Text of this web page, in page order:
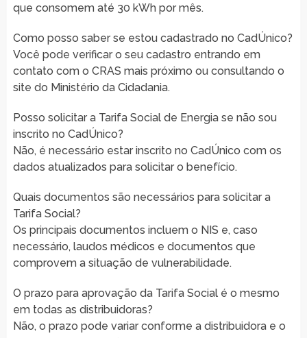
que consomem até 30 kWh por mês.
Como posso saber se estou cadastrado no CadÚnico?
Você pode verificar o seu cadastro entrando em
contato com o CRAS mais próximo ou consultando o
site do Ministério da Cidadania.
Posso solicitar a Tarifa Social de Energia se não sou
inscrito no CadÚnico?
Não, é necessário estar inscrito no CadÚnico com os
dados atualizados para solicitar o benefício.
Quais documentos são necessários para solicitar a
Tarifa Social?
Os principais documentos incluem o NIS e, caso
necessário, laudos médicos e documentos que
comprovem a situação de vulnerabilidade.
O prazo para aprovação da Tarifa Social é o mesmo
em todas as distribuidoras?
Não, o prazo pode variar conforme a distribuidora e o